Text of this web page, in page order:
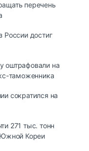
перечень
России достиг
оштрафовали на
таможенника
сократился на
271 тыс. тонн
Южной Кореи